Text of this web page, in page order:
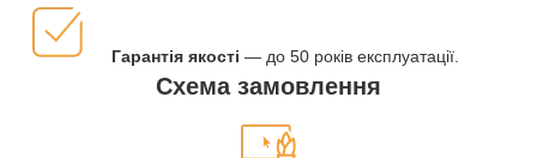
Гарантія якості — до 50 років експлуатації.
Схема замовлення